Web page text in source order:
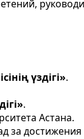
үздігі».
.
Астана.
за